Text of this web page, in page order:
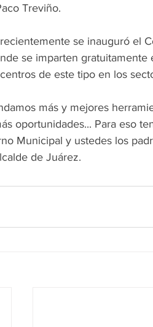
Treviño.
se inauguró el
se imparten
de este tipo en los
más y mejores
oportunidades... Para eso
Municipal y ustedes los
de Juárez.